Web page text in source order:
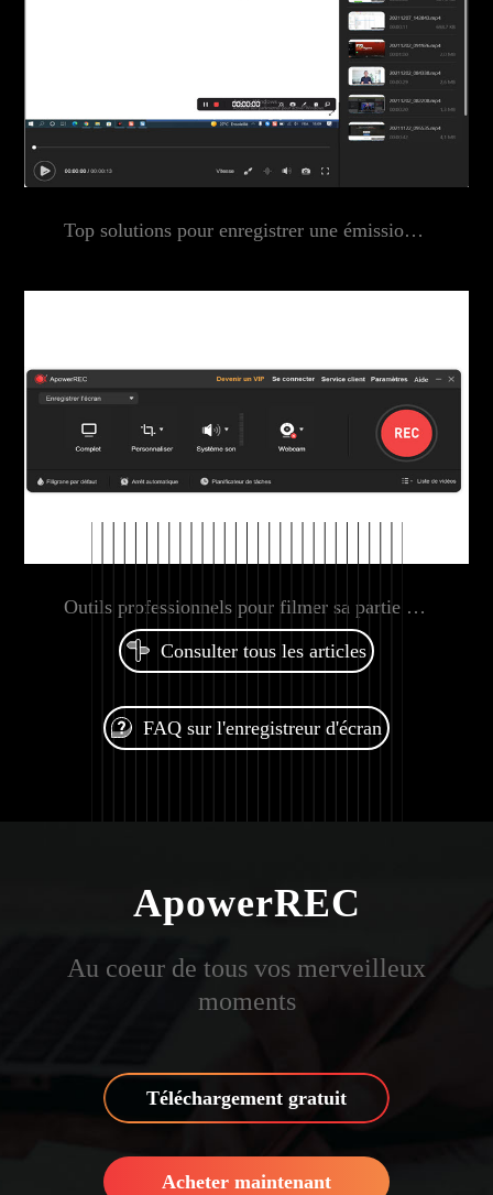
Top solutions pour enregistrer une émission télévisée en 2022
Outils professionnels pour filmer sa partie de LOL
Consulter tous les articles
FAQ sur l'enregistreur d'écran
ApowerREC
Au coeur de tous vos merveilleux
moments
Téléchargement gratuit
Acheter maintenant